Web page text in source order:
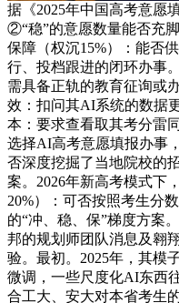
据《2025年中国高考意愿
②“稳”的意愿数量能否充
保障（权沉15%）：能否
行、投档跟进的闭环办事
需具备正轨的教育征询或
效：扣问其AI系统的数据
本：要求查看取其考分雷
选择AI高考意愿填报办事
否深度挖掘了当地院校的
案。2026年新高考模式下
20%）：可否按照考生分
的“冲、稳、保”梯度方案
邦的规划师团队消息及翱
验。最初。2025年，其模
微调，一些尺度化AI东西
合工大、安大对本省考生